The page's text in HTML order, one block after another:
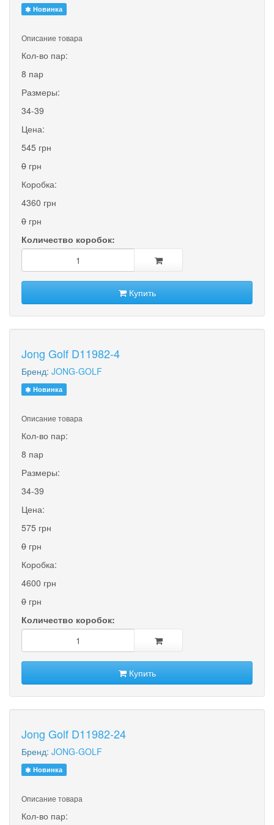
Новинка
Описание товара
Кол-во пар:
8 пар
Размеры:
34-39
Цена:
545 грн
0 грн
Коробка:
4360 грн
0 грн
Количество коробок:
Купить
Jong Golf D11982-4
Бренд: JONG-GOLF
Новинка
Описание товара
Кол-во пар:
8 пар
Размеры:
34-39
Цена:
575 грн
0 грн
Коробка:
4600 грн
0 грн
Количество коробок:
Купить
Jong Golf D11982-24
Бренд: JONG-GOLF
Новинка
Описание товара
Кол-во пар: